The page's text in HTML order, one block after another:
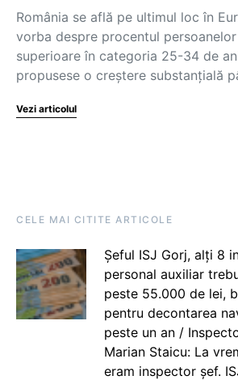
România se află pe ultimul loc în
vorba despre procentul
superioare în categoria 25-34 de
propusese o creștere substanțială
Vezi articolul
CELE MAI CITITE ARTICOLE
Șeful ISJ Gorj, alți 8
personal auxiliar
peste 55.000 de lei,
pentru decontarea
peste un an /
Marian Staicu: La
eram inspector șef.